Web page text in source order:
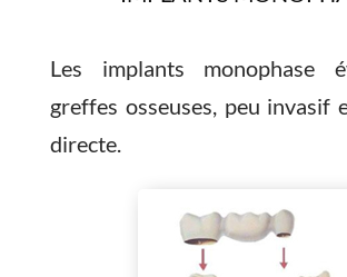
Les implants monophase
greffes osseuses, peu invasif
directe.